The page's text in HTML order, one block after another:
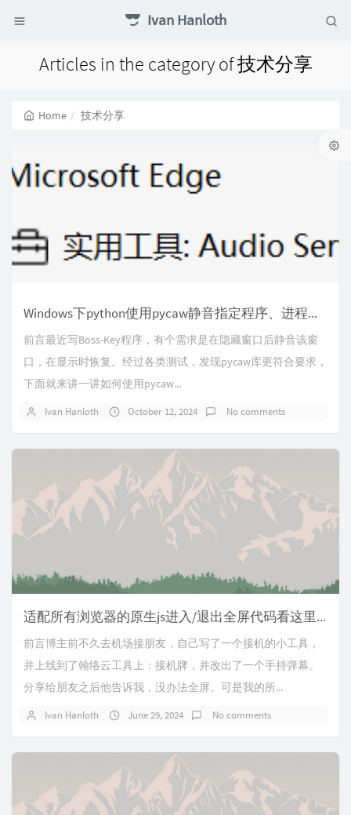
Ivan Hanloth
Articles in the category of 技术分享
Home 技术分享
Windows下python使用pycaw静音指定程序、进程——以Boss-Key程序的开发为例
前言最近写Boss-Key程序，有个需求是在隐藏窗口后静音该窗
口，在显示时恢复。经过各类测试，发现pycaw库更符合要求，
下面就来讲一讲如何使用pycaw...
Ivan Hanloth October 12, 2024 No comments
适配所有浏览器的原生js进入/退出全屏代码看这里（Safari可用！！）>>
前言博主前不久去机场接朋友，自己写了一个接机的小工具，
并上线到了翰络云工具上：接机牌，并改出了一个手持弹幕。
分享给朋友之后他告诉我，没办法全屏。可是我的所...
Ivan Hanloth June 29, 2024 No comments